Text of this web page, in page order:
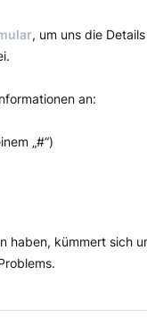
, um uns die
an:
„#“)
haben, kümmert sich